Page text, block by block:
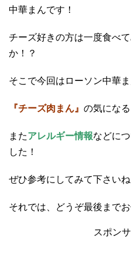
中華まんです！
チーズ好きの方は一度食べ
か！？
そこで今回はローソン中華
『チーズ肉まん』 の気になる
またアレルギー情報などに
した！
ぜひ参考にしてみて下さいね
それでは、どうぞ最後まで
スポン